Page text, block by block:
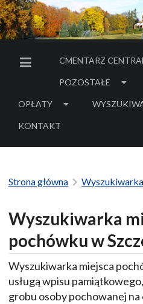
MENU BOCZNE
CMENTARZ
POZOSTAŁE
OPŁATY
KONTAKT
Strona główna Wyszukiwarka
Wyszukiwarka
pochówku w
Wyszukiwarka miejsca
usługą wpisu
grobu osoby pochowanej